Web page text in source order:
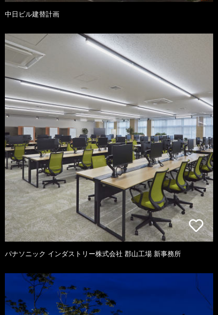
中日ビル建替計画
パナソニック インダストリー株式会社 郡山工場 新事務所